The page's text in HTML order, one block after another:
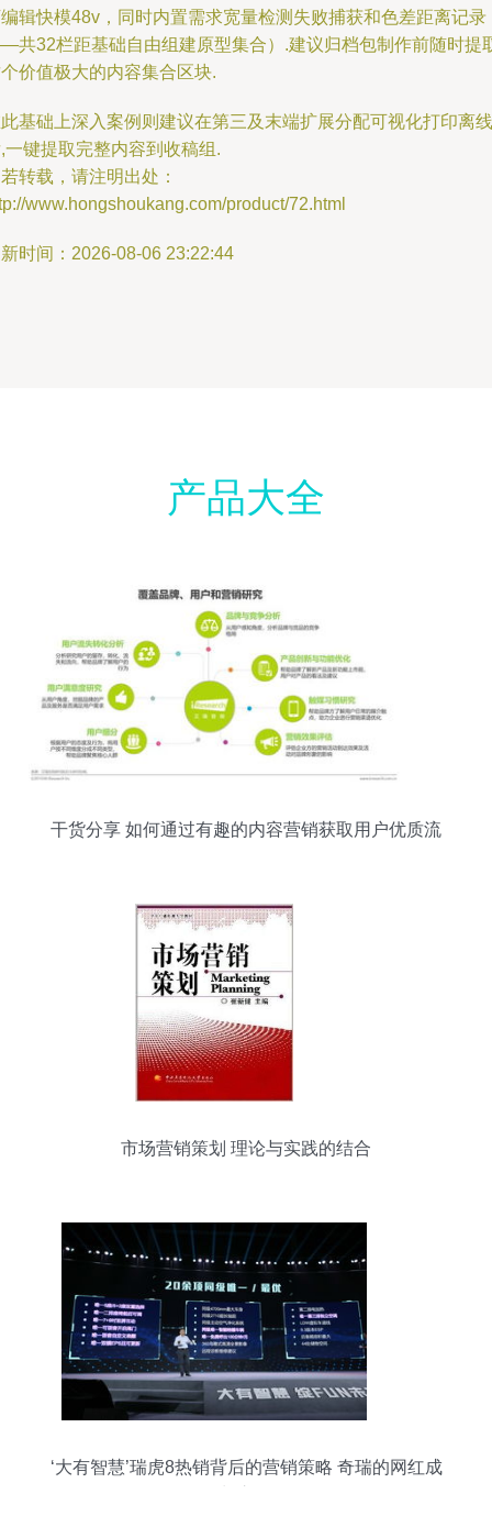
辑快模48v，同时内置需求宽量检测失败捕获和色差距离记录
共32栏距基础自由组建原型集合）.建议归档包制作前随时提
价值极大的内容集合区块.
基础上深入案例则建议在第三及末端扩展分配可视化打印离线
一键提取完整内容到收稿组.
转载，请注明出处：
www.hongshoukang.com/product/72.html
时间：2026-08-06 23:22:44
产品大全
干货分享 如何通过有趣的内容营销获取用户优质流
市场营销策划 理论与实践的结合
‘大有智慧’瑞虎8热销背后的营销策略 奇瑞的网红成